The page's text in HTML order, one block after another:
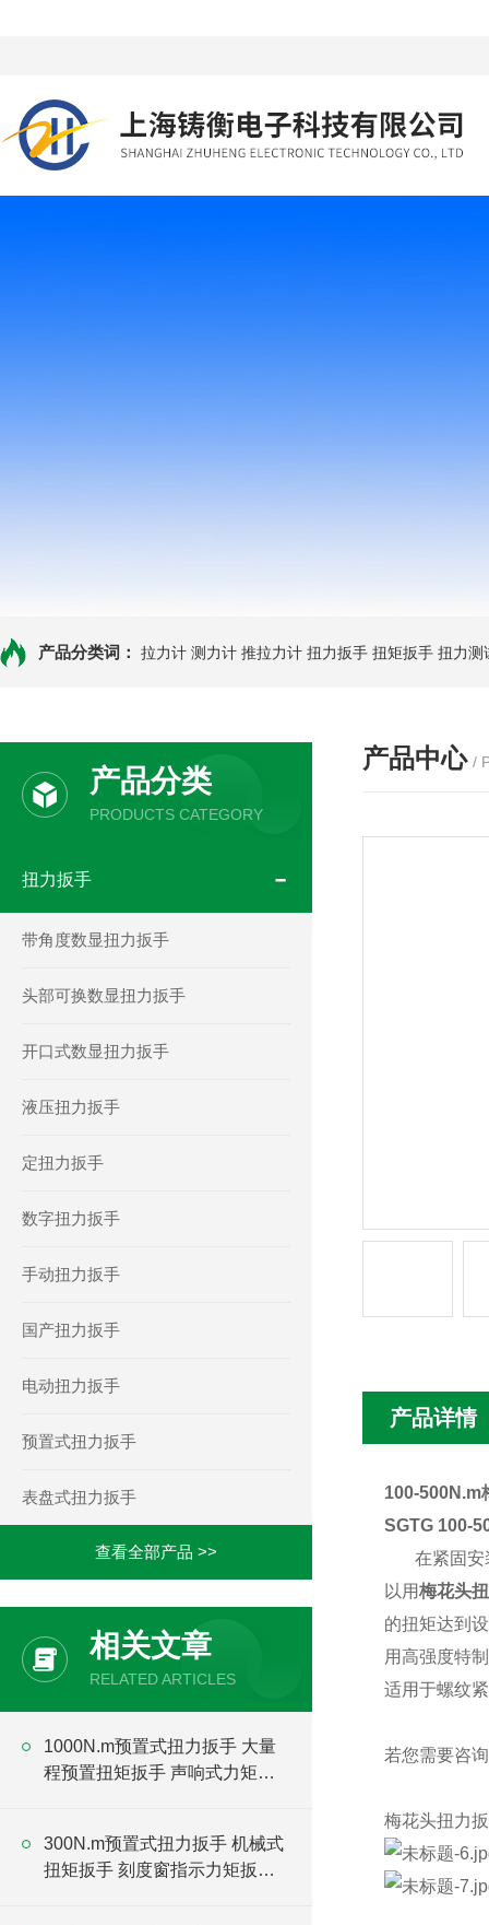
产品分类词： 拉力计 测力计 推拉力计 扭力扳手 扭矩扳手 扭力测
产品分类
PRODUCTS CATEGORY
扭力扳手
带角度数显扭力扳手
头部可换数显扭力扳手
开口式数显扭力扳手
液压扭力扳手
定扭力扳手
数字扭力扳手
手动扭力扳手
国产扭力扳手
电动扭力扳手
预置式扭力扳手
表盘式扭力扳手
查看全部产品 >>
相关文章
RELATED ARTICLES
1000N.m预置式扭力扳手 大量
程预置扭矩扳手 声响式力矩扳
300N.m预置式扭力扳手 机械式
扭矩扳手 刻度窗指示力矩扳手
产品中心 /
产品详情
100-500N.m
SGTG 100-
在紧固安
以用梅花头
的扭矩达到
用高强度特
适用于螺纹
若您需要咨
梅花头扭力